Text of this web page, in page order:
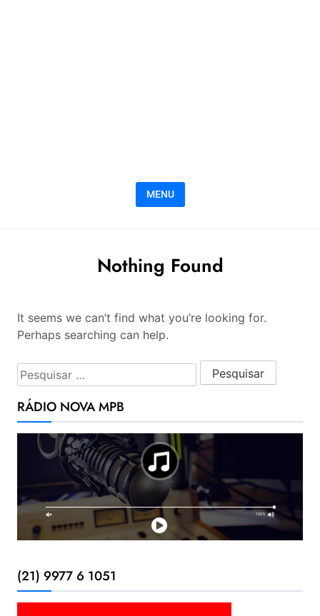
MENU
Nothing Found
It seems we can’t find what you’re looking for.
Perhaps searching can help.
Pesquisar por:
RÁDIO NOVA MPB
(21) 9977 6 1051